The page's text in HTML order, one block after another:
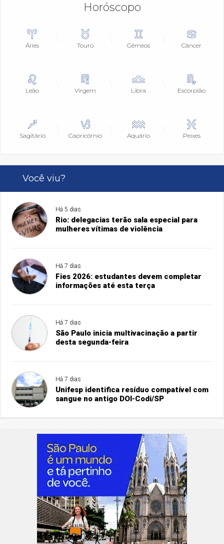
Horóscopo
Áries Touro Gêmeos Câncer
Leão Virgem Libra Escorpião
Sagitário Capricórnio Aquário Peixes
Você viu?
Há 5 dias
Rio: delegacias terão sala especial para
mulheres vítimas de violência
Há 7 dias
Fies 2026: estudantes devem completar
informações até esta terça
Há 7 dias
São Paulo inicia multivacinação a partir
desta segunda-feira
Há 7 dias
Unifesp identifica resíduo compatível com
sangue no antigo DOI-Codi/SP